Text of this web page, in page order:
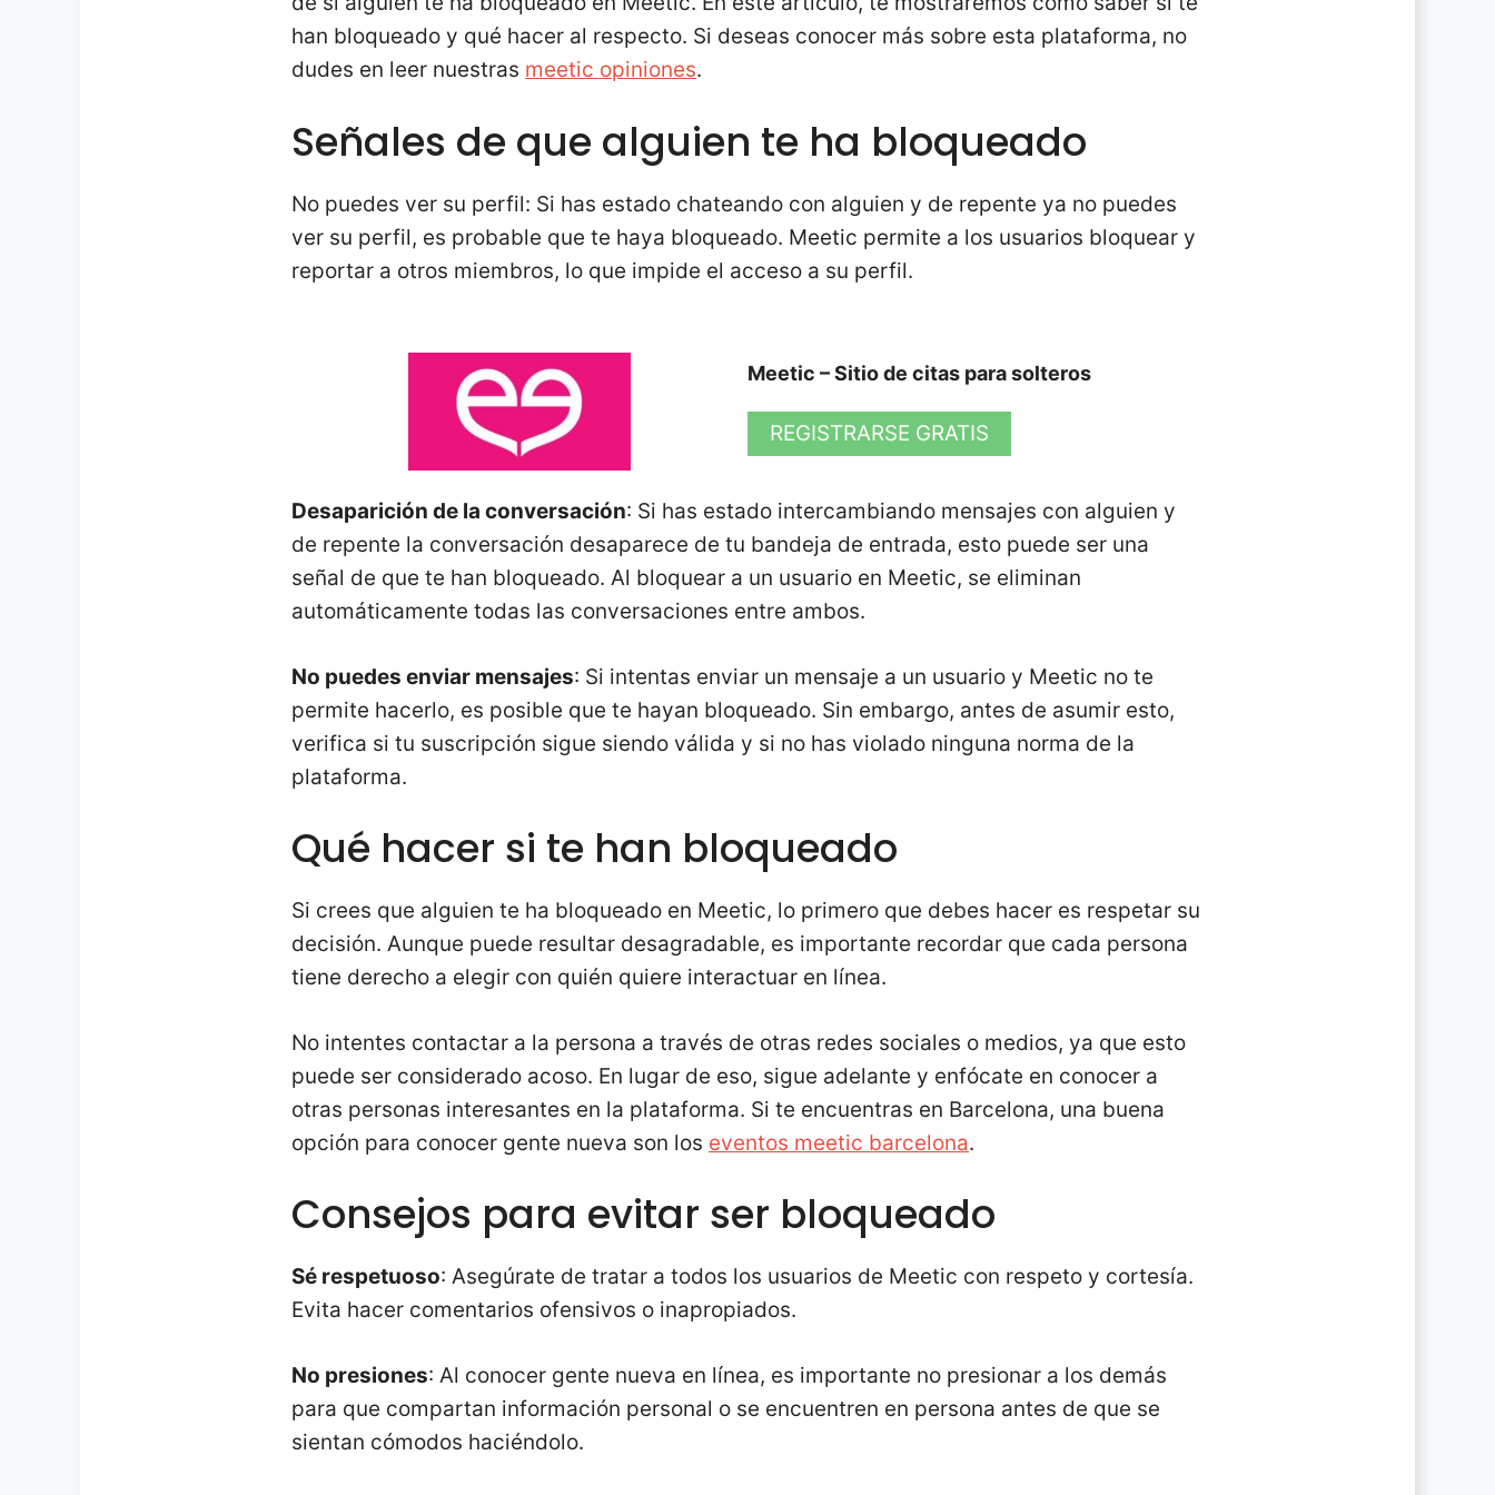
han bloqueado y qué hacer al respecto. Si deseas conocer más sobre esta plataforma, no
dudes en leer nuestras meetic opiniones.
Señales de que alguien te ha bloqueado
No puedes ver su perfil: Si has estado chateando con alguien y de repente ya no puedes
ver su perfil, es probable que te haya bloqueado. Meetic permite a los usuarios bloquear y
reportar a otros miembros, lo que impide el acceso a su perfil.
Meetic – Sitio de citas para solteros
REGISTRARSE GRATIS
Desaparición de la conversación: Si has estado intercambiando mensajes con alguien y
de repente la conversación desaparece de tu bandeja de entrada, esto puede ser una
señal de que te han bloqueado. Al bloquear a un usuario en Meetic, se eliminan
automáticamente todas las conversaciones entre ambos.
No puedes enviar mensajes: Si intentas enviar un mensaje a un usuario y Meetic no te
permite hacerlo, es posible que te hayan bloqueado. Sin embargo, antes de asumir esto,
verifica si tu suscripción sigue siendo válida y si no has violado ninguna norma de la
plataforma.
Qué hacer si te han bloqueado
Si crees que alguien te ha bloqueado en Meetic, lo primero que debes hacer es respetar su
decisión. Aunque puede resultar desagradable, es importante recordar que cada persona
tiene derecho a elegir con quién quiere interactuar en línea.
No intentes contactar a la persona a través de otras redes sociales o medios, ya que esto
puede ser considerado acoso. En lugar de eso, sigue adelante y enfócate en conocer a
otras personas interesantes en la plataforma. Si te encuentras en Barcelona, una buena
opción para conocer gente nueva son los eventos meetic barcelona.
Consejos para evitar ser bloqueado
Sé respetuoso: Asegúrate de tratar a todos los usuarios de Meetic con respeto y cortesía.
Evita hacer comentarios ofensivos o inapropiados.
No presiones: Al conocer gente nueva en línea, es importante no presionar a los demás
para que compartan información personal o se encuentren en persona antes de que se
sientan cómodos haciéndolo.